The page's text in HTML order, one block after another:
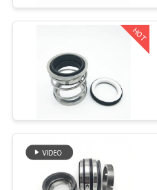
QUALITÀ
CONTATTICI
RICHIEDA
singola
HOT